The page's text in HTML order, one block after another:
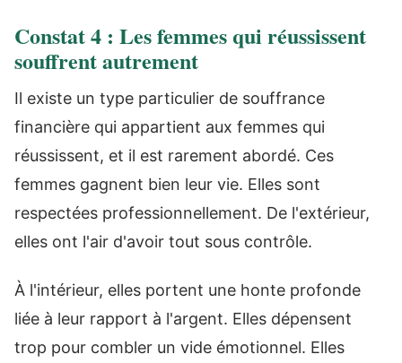
Constat 4 : Les femmes qui réussissent
souffrent autrement
Il existe un type particulier de souffrance
financière qui appartient aux femmes qui
réussissent, et il est rarement abordé. Ces
femmes gagnent bien leur vie. Elles sont
respectées professionnellement. De l'extérieur,
elles ont l'air d'avoir tout sous contrôle.
À l'intérieur, elles portent une honte profonde
liée à leur rapport à l'argent. Elles dépensent
trop pour combler un vide émotionnel. Elles